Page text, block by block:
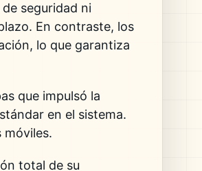
seguridad ni
En contraste, los
lo que garantiza
que impulsó la
en el sistema.
móviles.
total de su